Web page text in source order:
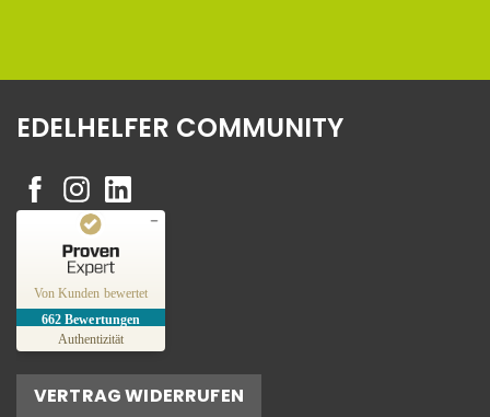
EDELHELFER COMMUNITY
Von Kunden bewertet
662 Bewertungen
Authentizität
Kundenbewertungen und Erfahrungen zu
SEHR GUT
4,81
/
5,00
VERTRAG WIDERRUFEN